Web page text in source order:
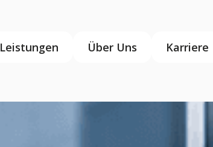
Leistungen Über Uns Karriere